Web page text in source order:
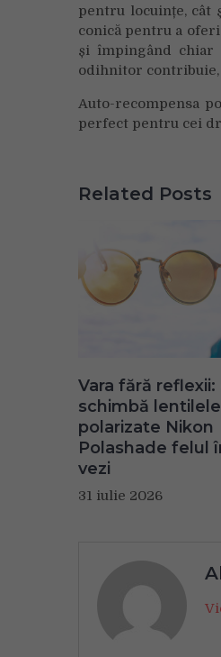
pentru locuințe, cât
conică pentru a
și împingând
odihnitor contribuie,
Auto-recompensa
perfect pentru cei
Related Posts
Vara fără reflexii:
schimbă lentilele
polarizate Nikon
Polashade felul
vezi
31 iulie 2026